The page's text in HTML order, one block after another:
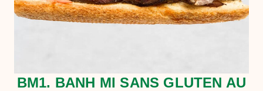
BM1. BANH MI SANS GLUTEN AU